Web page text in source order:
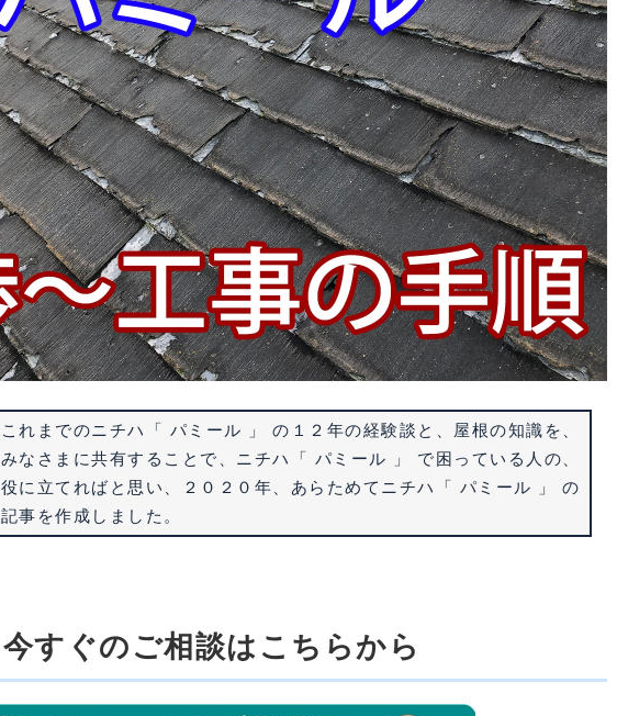
これまでのニチハ「 パミール 」 の１２年の経験談と、屋根の知識を、
みなさまに共有することで、ニチハ「 パミール 」 で困っている人の、
役に立てればと思い、２０２０年、あらためてニチハ「 パミール 」 の
記事を作成しました。
今すぐのご相談はこちらから